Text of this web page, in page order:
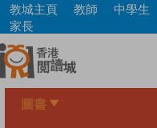
Skip
main
content
教城主頁 教師 中學生
家長
圖書